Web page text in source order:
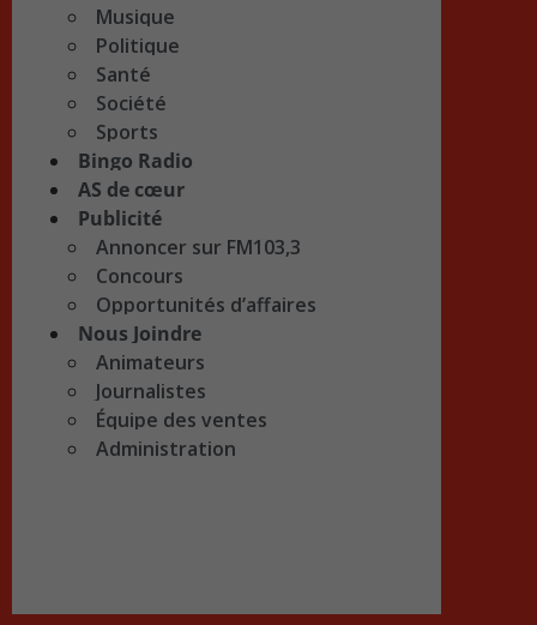
Musique
Politique
Santé
Société
Sports
Bingo Radio
AS de cœur
Publicité
Annoncer sur FM103,3
Concours
Opportunités d’affaires
Nous Joindre
Animateurs
Journalistes
Équipe des ventes
Administration